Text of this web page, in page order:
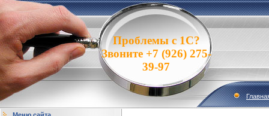
Проблемы с 1С?
Звоните +7 (926) 275-
39-97